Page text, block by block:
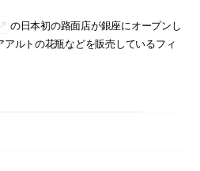
の日本初の路面店が銀座にオープンし
ルトの花瓶などを販売しているフィ